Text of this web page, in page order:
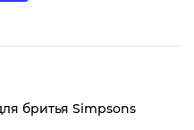
бритья Simpsons